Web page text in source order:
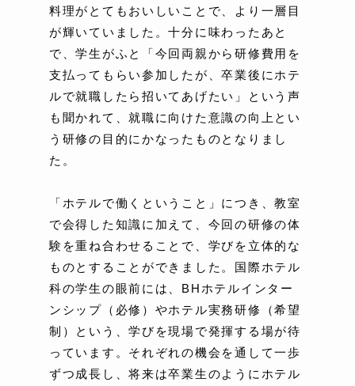
料理がとてもおいしいことで、より一層目
が輝いていました。十分に味わったあと
で、学生がふと「今回両親から研修費用を
支払ってもらい参加したが、卒業後にホテ
ルで就職したら招いてあげたい」という声
も聞かれて、就職に向けた意識の向上とい
う研修の目的にかなったものとなりまし
た。
「ホテルで働くということ」につき、教室
で会得した知識に加えて、今回の研修の体
験を重ね合わせることで、学びを立体的な
ものとすることができました。国際ホテル
科の学生の眼前には、BHホテルインター
ンシップ（必修）やホテル実務研修（希望
制）という、学びを現場で発揮する場が待
っています。それぞれの機会を通して一歩
ずつ成長し、将来は卒業生のようにホテル